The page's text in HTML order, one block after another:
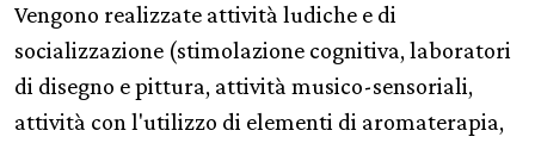
Vengono realizzate attività ludiche e di
socializzazione (stimolazione cognitiva, laboratori
di disegno e pittura, attività musico-sensoriali,
attività con l'utilizzo di elementi di aromaterapia,